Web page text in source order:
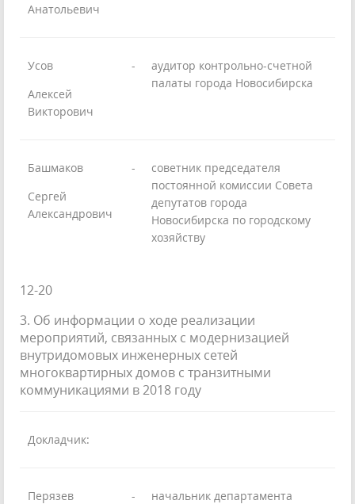
Анатольевич
Усов
Алексей
Викторович
-
аудитор контрольно-счетной
палаты города Новосибирска
Башмаков
Сергей
Александрович
-
советник председателя
постоянной комиссии Совета
депутатов города
Новосибирска по городскому
хозяйству
12-20
3. Об информации о ходе реализации
мероприятий, связанных с модернизацией
внутридомовых инженерных сетей
многоквартирных домов с транзитными
коммуникациями в 2018 году
Докладчик:
Перязев
-
начальник департамента